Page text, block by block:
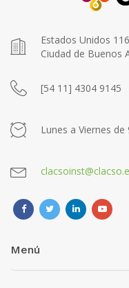
Estados Unidos
Ciudad de Buenos
[54 11] 4304 9145
Lunes a Viernes de
Menú